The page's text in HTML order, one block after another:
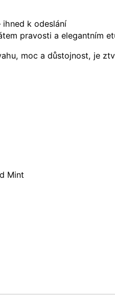
k odeslání
pravosti a elegantním
moc a důstojnost, je
Mint